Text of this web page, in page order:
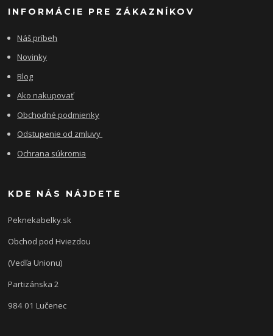
INFORMÁCIE PRE ZÁKAZNÍKOV
Náš príbeh
Novinky
Blog
Ako nakupovať
Obchodné podmienky
Odstupenie od zmluvy
Ochrana súkromia
KDE NÁS NÁJDETE
Peknekabelky.sk
Obchod pod Hviezdou
(Vedľa Unionu)
Partizánska 2
984 01 Lučenec